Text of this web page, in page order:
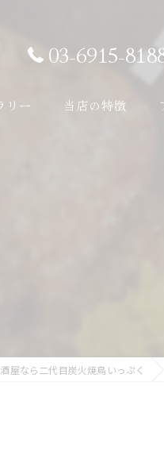
03-6915-
リー 当店の特徴
屋なら二代目炭火焼鳥いっぷく